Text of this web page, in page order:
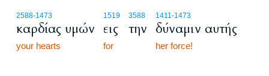
2588-1473
καρδίας υμών
your hearts
1519
εις
for
3588
την
1411-1473
δύναμιν αυτής
her force!